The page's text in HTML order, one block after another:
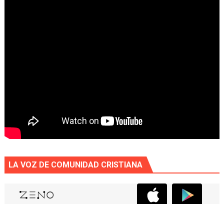
LA VOZ DE COMUNIDAD CRISTIANA